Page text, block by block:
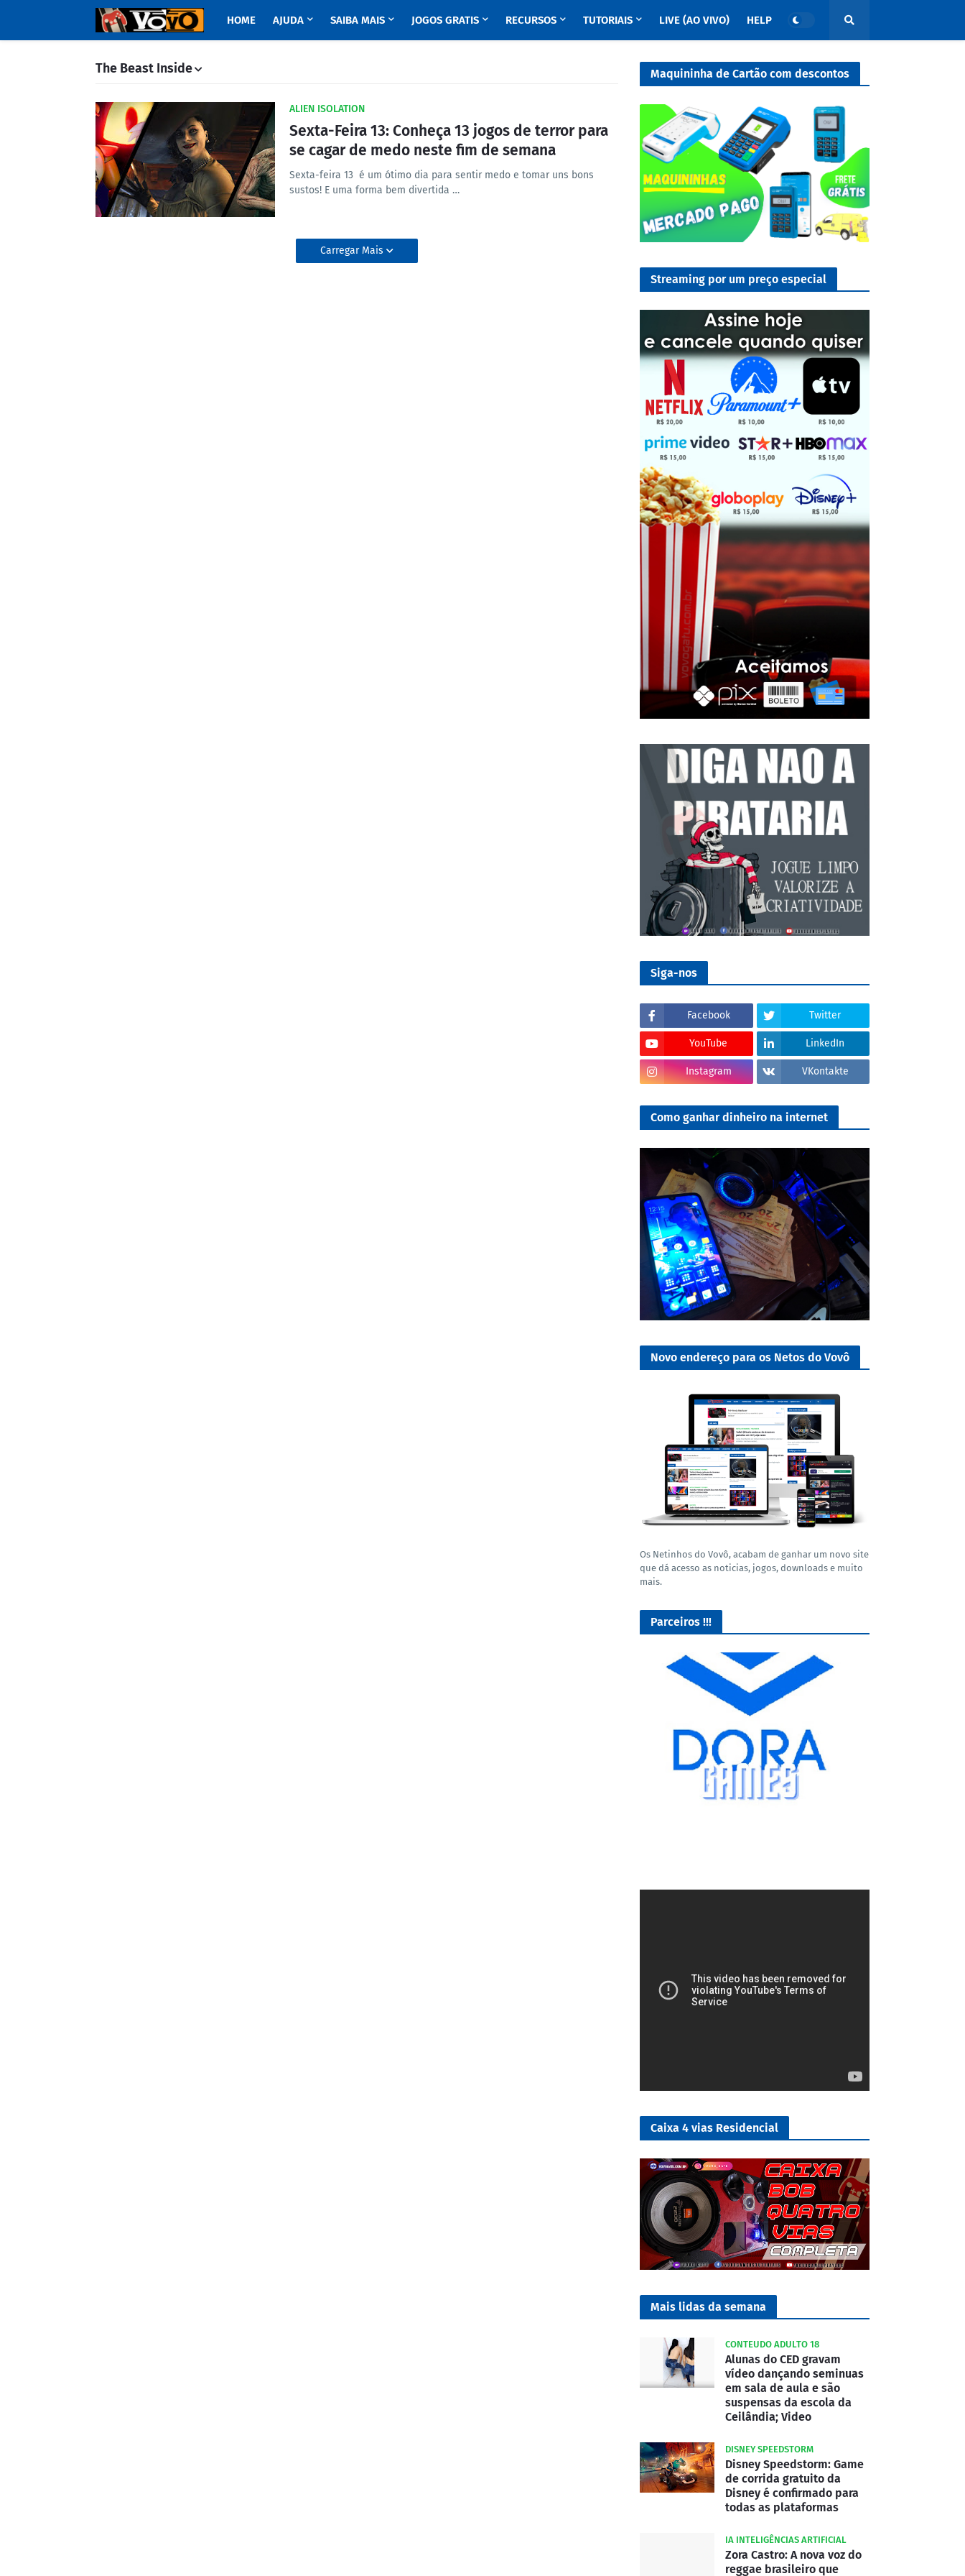
HOME AJUDA SAIBA MAIS JOGOS GRATIS RECURSOS TUTORIAIS LIVE (AO VIVO) HELP
The Beast Inside
ALIEN ISOLATION
Sexta-Feira 13: Conheça 13 jogos de terror para
se cagar de medo neste fim de semana
Sexta-feira 13 é um ótimo dia para sentir medo e tomar uns bons
sustos! E uma forma bem divertida …
Carregar Mais
Maquininha de Cartão com descontos
Streaming por um preço especial
Siga-nos
Facebook Twitter
YouTube LinkedIn
Instagram VKontakte
Como ganhar dinheiro na internet
Novo endereço para os Netos do Vovô
Os Netinhos do Vovô, acabam de ganhar um novo site
que dá acesso as noticias, jogos, downloads e muito
mais.
Parceiros !!!
Caixa 4 vias Residencial
Mais lidas da semana
CONTEUDO ADULTO 18
Alunas do CED gravam
vídeo dançando seminuas
em sala de aula e são
suspensas da escola da
Ceilândia; Video
DISNEY SPEEDSTORM
Disney Speedstorm: Game
de corrida gratuito da
Disney é confirmado para
todas as plataformas
IA INTELIGÊNCIAS ARTIFICIAL
Zora Castro: A nova voz do
reggae brasileiro que